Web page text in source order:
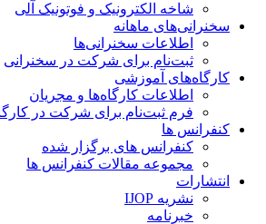
شاخه‌ الکترونیک و فوتونیک آلی
سخنرانی‌های ماهانه
اطلاعات سخنرانی‌‌ها
ثبت‌نام برای شرکت در سخنرانی
کارگاه‌های آموزشی
اطلاعات کارگاه‌ها و مجریان
فرم ثبت‌نام برای شرکت در کارگاه
کنفرانس ها
کنفرانس های برگزار شده
مجموعه مقالات کنفرانس ها
انتشارات
نشریه IJOP
خبرنامه